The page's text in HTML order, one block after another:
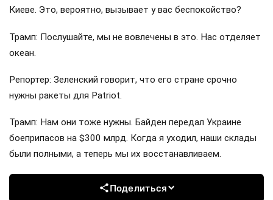
Киеве. Это, вероятно, вызывает у вас беспокойство?
Трамп: Послушайте, мы не вовлечены в это. Нас отделяет
океан.
Репортер: Зеленский говорит, что его стране срочно
нужны ракеты для Patriot.
Трамп: Нам они тоже нужны. Байден передал Украине
боеприпасов на $300 млрд. Когда я уходил, наши склады
были полными, а теперь мы их восстанавливаем.
Поделиться